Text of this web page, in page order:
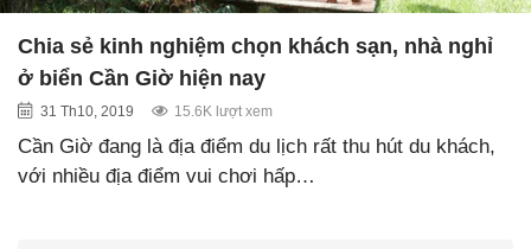
Chia sẻ kinh nghiệm chọn khách sạn, nhà nghỉ
ở biển Cần Giờ hiện nay
31 Th10, 2019 15.6K lượt xem
Cần Giờ đang là địa điểm du lịch rất thu hút du khách,
với nhiều địa điểm vui chơi hấp…